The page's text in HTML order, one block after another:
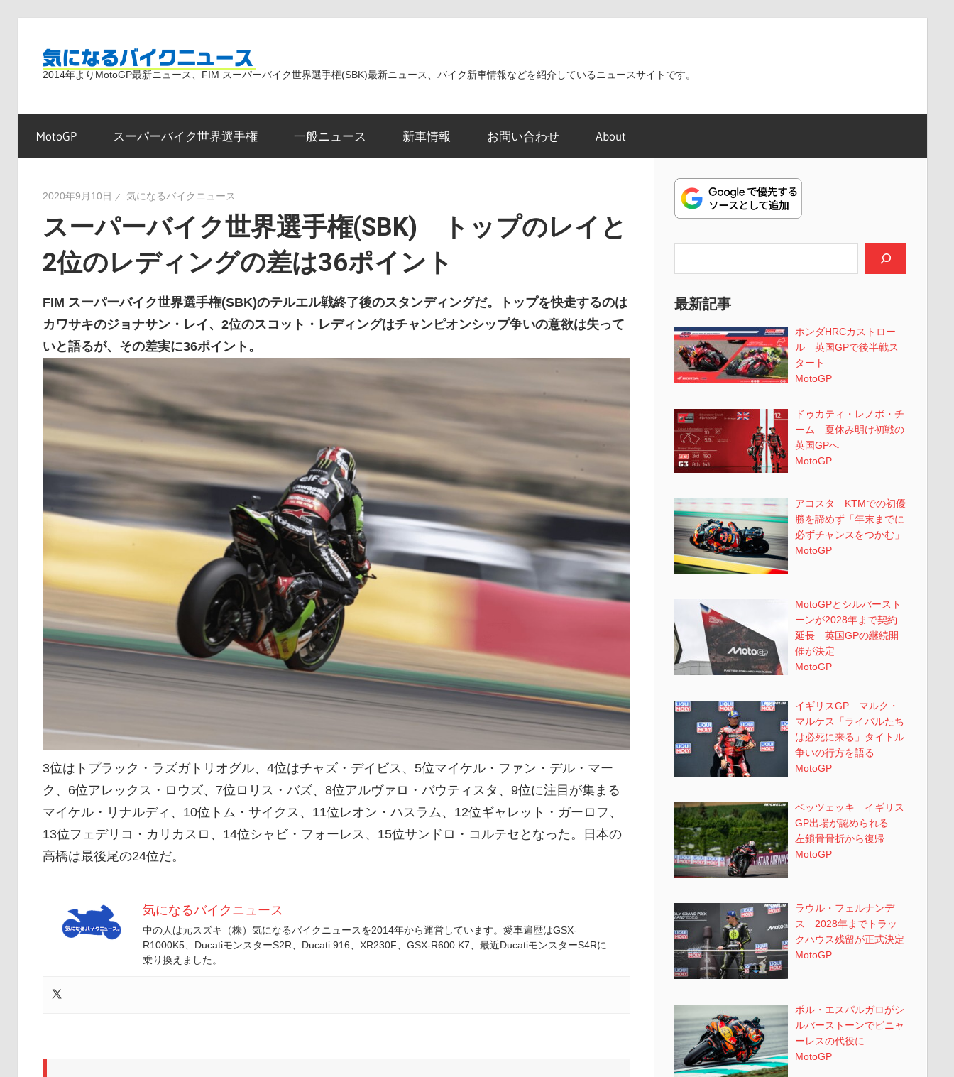
気
に
る
バ
イ
ク
ニ
ュ
ー
ス
2014年よりMotoGP最新ニュース、FIM スーパーバイク世界選手権(SBK)最新ニュース、バイク新車情報などを紹介しているニュースサイトです。
MotoGP スーパーバイク世界選手権 一般ニュース 新車情報 お問い合わせ About
2020年9月10日 気になるバイクニュース
スーパーバイク世界選手権(SBK) トップのレイと
2位のレディングの差は36ポイント
FIM スーパーバイク世界選手権(SBK)のテルエル戦終了後のスタンディングだ。トップを快走するのは
カワサキのジョナサン・レイ、2位のスコット・レディングはチャンピオンシップ争いの意欲は失って
いと語るが、その差実に36ポイント。
3位はトプラック・ラズガトリオグル、4位はチャズ・デイビス、5位マイケル・ファン・デル・マー
ク、6位アレックス・ロウズ、7位ロリス・バズ、8位アルヴァロ・バウティスタ、9位に注目が集まる
マイケル・リナルディ、10位トム・サイクス、11位レオン・ハスラム、12位ギャレット・ガーロフ、
13位フェデリコ・カリカスロ、14位シャビ・フォーレス、15位サンドロ・コルテセとなった。日本の
高橋は最後尾の24位だ。
気になるバイクニュース
中の人は元スズキ（株）気になるバイクニュースを2014年から運営しています。愛車遍歴はGSX-
R1000K5、DucatiモンスターS2R、Ducati 916、XR230F、GSX-R600 K7、最近DucatiモンスターS4Rに
乗り換えました。
最新記事
ホンダHRCカストロー
ル 英国GPで後半戦ス
タート
MotoGP
ドゥカティ・レノボ・チ
ーム 夏休み明け初戦の
英国GPへ
MotoGP
アコスタ KTMでの初優
勝を諦めず「年末までに
必ずチャンスをつかむ」
MotoGP
MotoGPとシルバースト
ーンが2028年まで契約
延長 英国GPの継続開
催が決定
MotoGP
イギリスGP マルク・
マルケス「ライバルたち
は必死に来る」タイトル
争いの行方を語る
MotoGP
ベッツェッキ イギリス
GP出場が認められる
左鎖骨骨折から復帰
MotoGP
ラウル・フェルナンデ
ス 2028年までトラッ
クハウス残留が正式決定
MotoGP
ポル・エスパルガロがシ
ルバーストーンでビニャ
ーレスの代役に
MotoGP